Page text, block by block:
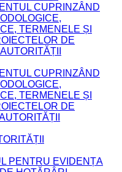
CUPRINZÂND
TERMENELE ȘI
DE
CUPRINZÂND
TERMENELE ȘI
DE
PENTRU EVIDENȚA